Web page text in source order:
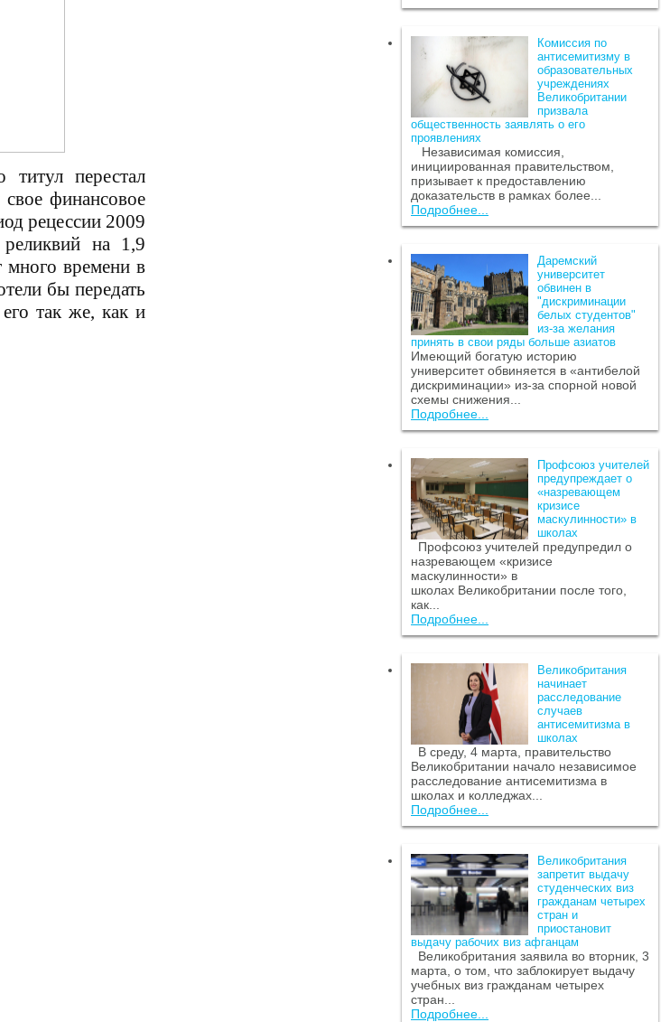
перестал
финансовое
рецессии 2009
на 1,9
времени в
бы передать
так же, как и
Комиссия по
антисемитизму в
образовательных
учреждениях
Великобритании
призвала
общественность заявлять о его
проявлениях
Независимая комиссия,
инициированная правительством,
призывает к предоставлению
доказательств в рамках более...
Подробнее...
Даремский
университет
обвинен в
"дискриминации
белых студентов"
из-за желания
принять в свои ряды больше азиатов
Имеющий богатую историю
университет обвиняется в «антибелой
дискриминации» из-за спорной новой
схемы снижения...
Подробнее...
Профсоюз учителей
предупреждает о
«назревающем
кризисе
маскулинности» в
школах
Профсоюз учителей предупредил о
назревающем «кризисе
маскулинности» в
школах Великобритании после того,
как...
Подробнее...
Великобритания
начинает
расследование
случаев
антисемитизма в
школах
В среду, 4 марта, правительство
Великобритании начало независимое
расследование антисемитизма в
школах и колледжах...
Подробнее...
Великобритания
запретит выдачу
студенческих виз
гражданам четырех
стран и
приостановит
выдачу рабочих виз афганцам
Великобритания заявила во вторник, 3
марта, о том, что заблокирует выдачу
учебных виз гражданам четырех
стран...
Подробнее...